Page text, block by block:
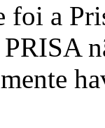
foi a